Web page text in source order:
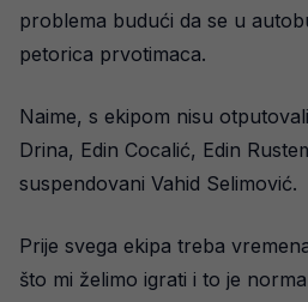
problema budući da se u
petorica prvotimaca.
Naime, s ekipom nisu
Drina, Edin Cocalić, Edin
suspendovani Vahid Selimović.
Prije svega ekipa treba
što mi želimo igrati i to je